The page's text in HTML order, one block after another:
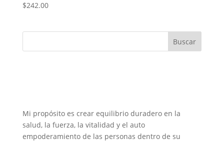
$242.00
Buscar
Mi propósito es crear equilibrio duradero en la
salud, la fuerza, la vitalidad y el auto
empoderamiento de las personas dentro de su